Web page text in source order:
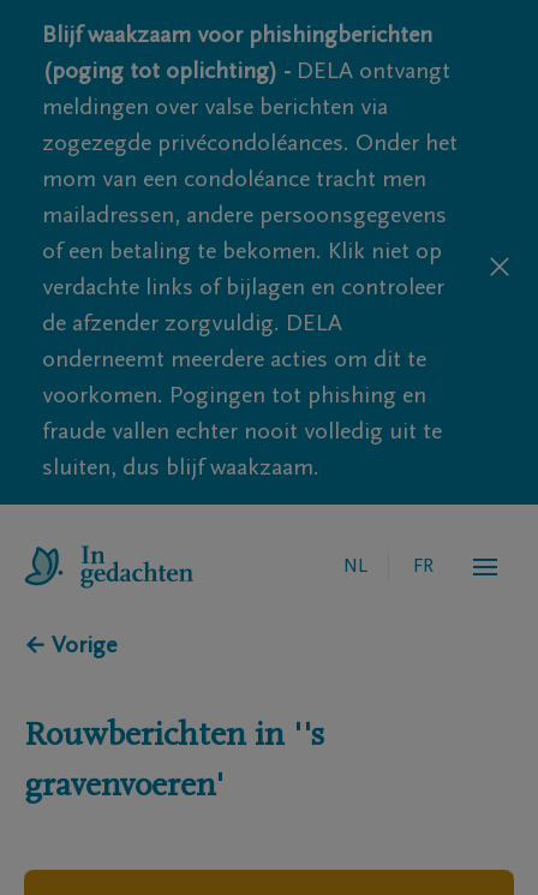
Blijf waakzaam voor phishingberichten
(poging tot oplichting) - DELA ontvangt
meldingen over valse berichten via
zogezegde privécondoléances. Onder het
mom van een condoléance tracht men
mailadressen, andere persoonsgegevens
of een betaling te bekomen. Klik niet op
verdachte links of bijlagen en controleer
de afzender zorgvuldig. DELA
onderneemt meerdere acties om dit te
voorkomen. Pogingen tot phishing en
fraude vallen echter nooit volledig uit te
sluiten, dus blijf waakzaam.
NL FR
← Vorige
Rouwberichten in ''s
gravenvoeren'